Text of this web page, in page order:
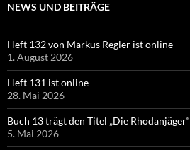
NEWS UND BEITRÄGE
Heft 132 von Markus Regler ist online
1. August 2026
Heft 131 ist online
28. Mai 2026
Buch 13 trägt den Titel „Die Rhodanjäger“
5. Mai 2026